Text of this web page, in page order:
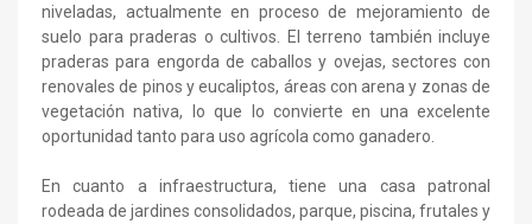
niveladas, actualmente en proceso de mejoramiento de
suelo para praderas o cultivos. El terreno también incluye
praderas para engorda de caballos y ovejas, sectores con
renovales de pinos y eucaliptos, áreas con arena y zonas de
vegetación nativa, lo que lo convierte en una excelente
oportunidad tanto para uso agrícola como ganadero.
En cuanto a infraestructura, tiene una casa patronal
rodeada de jardines consolidados, parque, piscina, frutales y